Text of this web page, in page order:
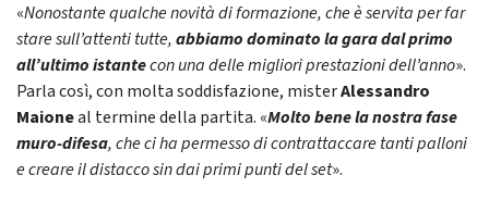
«Nonostante qualche novità di formazione, che è servita per far
stare sull’attenti tutte,abbiamo dominato la gara dal primo
all’ultimo istantecon una delle migliori prestazioni dell’anno».
Parla così, con molta soddisfazione, misterAlessandro
Maioneal termine della partita. «Molto bene la nostra fase
muro-difesa, che ci ha permesso di contrattaccare tanti palloni
e creare il distacco sin dai primi punti del set».